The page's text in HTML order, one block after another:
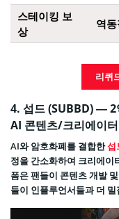
스테이킹 보
상
역
리퀴
4. 섭드 (SUBBD) — 2
AI 콘텐츠/크리에이
AI와 암호화폐를 결합한섭
정을 간소화하여 크리에이
폼은 팬들이 콘텐츠 개발
들이 인플루언서들과 더